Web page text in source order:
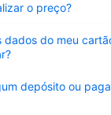
o preço?
dados do meu
depósito ou